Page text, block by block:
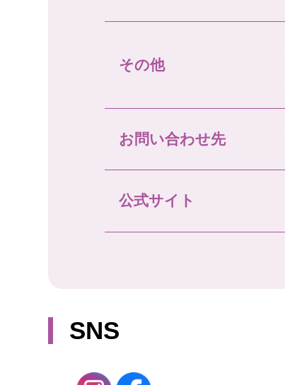
その他
お問い合わせ先
公式サイト
SNS